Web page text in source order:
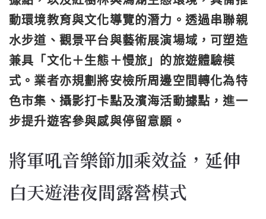
動環境教育與文化導覽的潛力。透過串聯親
水步道、觀景平台與藝術展演場域，可塑造
兼具「文化＋生態＋慢旅」的旅遊體驗模
式。業者亦規劃將安檢所周邊空間轉化為特
色市集、攝影打卡點及濱海活動據點，進一
步提升遊客參與感與停留意願。
將軍吼音樂節加乘效益，延伸
白天遊港夜間露營模式